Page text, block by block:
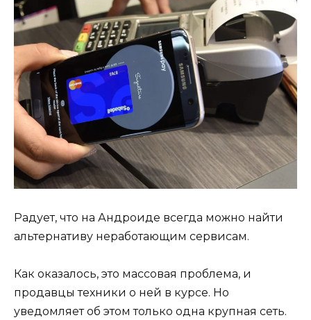
Радует, что на Андроиде всегда можно найти
альтернативу неработающим сервисам.
Как оказалось, это массовая проблема, и
продавцы техники о ней в курсе. Но
уведомляет об этом только одна крупная сеть.